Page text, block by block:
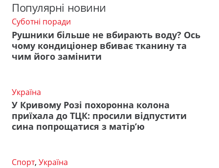
Популярні новини
Суботні поради
Рушники більше не вбирають воду? Ось
чому кондиціонер вбиває тканину та
чим його замінити
Україна
У Кривому Розі похоронна колона
приїхала до ТЦК: просили відпустити
сина попрощатися з матір’ю
Спорт, Україна